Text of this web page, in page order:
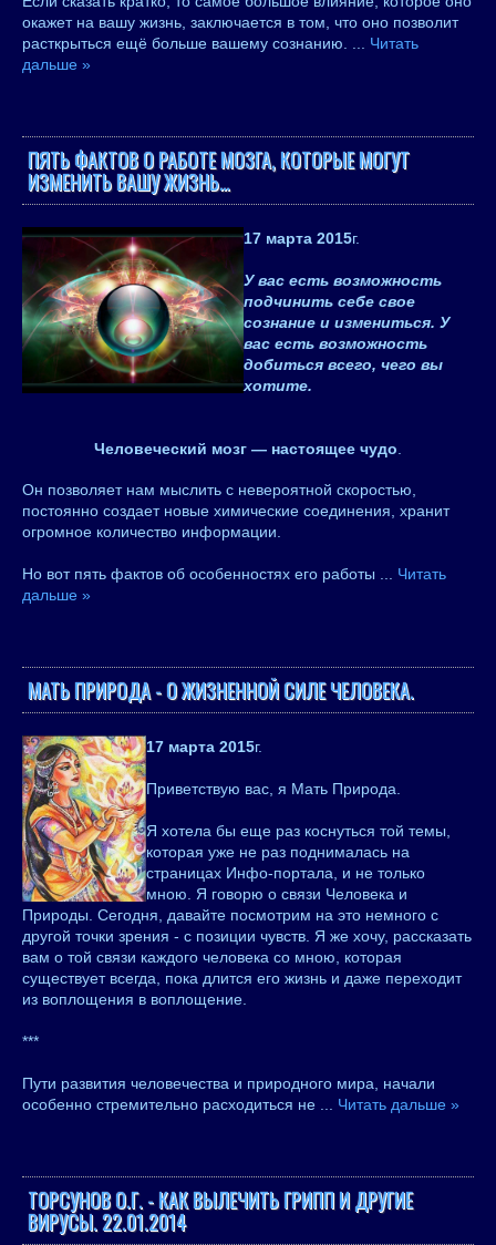
окажет на вашу жизнь, заключается в том, что оно позволит
расткрыться ещё больше вашему сознанию.
Читать
дальше »
ПЯТЬ ФАКТОВ О РАБОТЕ МОЗГА, КОТОРЫЕ МОГУТ
ИЗМЕНИТЬ ВАШУ ЖИЗНЬ…
17 марта 2015г.
У вас есть возможность
подчинить себе свое
сознание и измениться. У
вас есть возможность
добиться всего, чего вы
хотите.
Человеческий мозг — настоящее чудо
Он позволяет нам мыслить с невероятной скоростью,
постоянно создает новые химические соединения, хранит
огромное количество информации.
Но вот пять фактов об особенностях его работы
Читать
дальше »
МАТЬ ПРИРОДА - О ЖИЗНЕННОЙ СИЛЕ ЧЕЛОВЕКА.
17 марта 2015г.
Приветствую вас, я Мать Природа.
Я хотела бы еще раз коснуться той темы,
которая уже не раз поднималась на
страницах Инфо-портала, и не только
мною. Я говорю о связи Человека и
Природы. Сегодня, давайте посмотрим на это немного с
другой точки зрения - с позиции чувств. Я же хочу, рассказать
вам о той связи каждого человека со мною, которая
существует всегда, пока длится его жизнь и даже переходит
из воплощения в воплощение.
***
Пути развития человечества и природного мира, начали
особенно стремительно расходиться не
Читать дальше »
ТОРСУНОВ О.Г. - КАК ВЫЛЕЧИТЬ ГРИПП И ДРУГИЕ
ВИРУСЫ. 22.01.2014